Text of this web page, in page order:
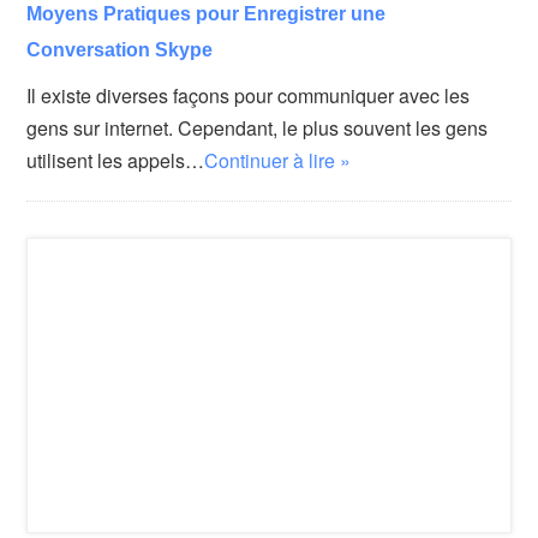
Moyens Pratiques pour Enregistrer une
Conversation Skype
Il existe diverses façons pour communiquer avec les
gens sur internet. Cependant, le plus souvent les gens
utilisent les appels…Continuer à lire »